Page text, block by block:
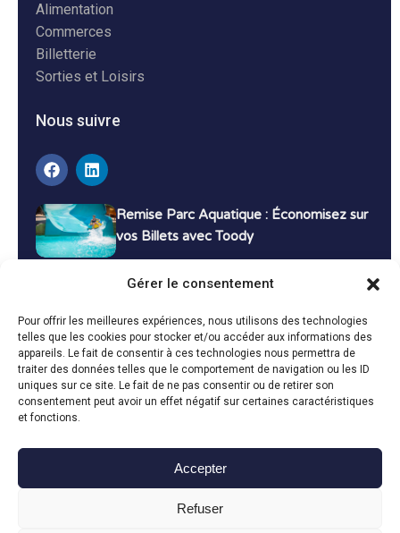
Gérer le consentement
Pour offrir les meilleures expériences, nous utilisons des technologies
telles que les cookies pour stocker et/ou accéder aux informations des
appareils. Le fait de consentir à ces technologies nous permettra de
traiter des données telles que le comportement de navigation ou les ID
uniques sur ce site. Le fait de ne pas consentir ou de retirer son
consentement peut avoir un effet négatif sur certaines caractéristiques
et fonctions.
Accepter
Refuser
Alimentation
Commerces
Billetterie
Sorties et Loisirs
Nous suivre
Remise Parc Aquatique : Économisez sur
vos Billets avec Toody
Bons Plans Voyage : Économisez sur vos
Vacances avec Toody
13 décembre 2024 Bon plans
Toody © 2024